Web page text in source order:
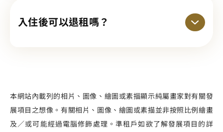
入住後可以退租嗎？
本網站內載列的相片、圖像、繪圖或素描顯示純屬畫家對有關發
展項目之想像。有關相片、圖像、繪圖或素描並非按照比例繪畫
及／或可能經過電腦修飾處理。準租戶如欲了解發展項目的詳